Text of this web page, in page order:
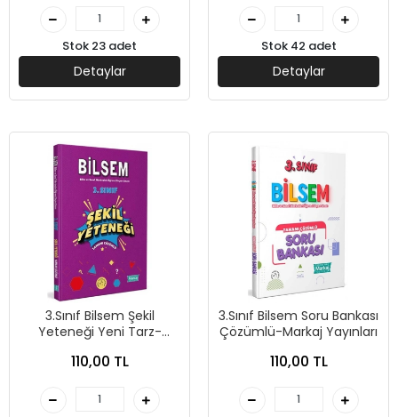
Stok 23 adet
Detaylar
Stok 42 adet
Detaylar
3.Sınıf Bilsem Şekil
Yeteneği Yeni Tarz-
110,00 TL
3.Sınıf Bilsem Soru Bankası
Çözümlü-Markaj Yayınları
110,00 TL